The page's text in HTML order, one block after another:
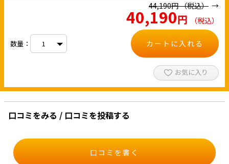
44,190円（税込）
40,190円 （税込）
数量： カートに入れる
お気に入り
口コミをみる / 口コミを投稿する
口コミを書く